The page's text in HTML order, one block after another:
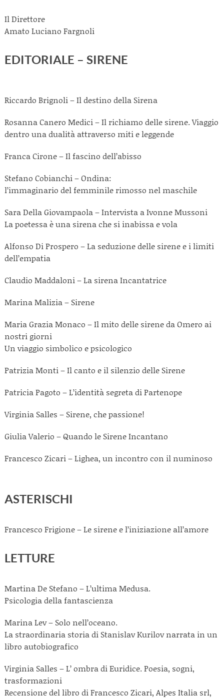
Il Direttore
Amato Luciano Fargnoli
EDITORIALE – SIRENE
Riccardo Brignoli – Il destino della Sirena
Rosanna Canero Medici – Il richiamo delle sirene. Viaggio
dentro una dualità attraverso miti e leggende
Franca Cirone – Il fascino dell’abisso
Stefano Cobianchi – Ondina:
l’immaginario del femminile rimosso nel maschile
Sara Della Giovampaola – Intervista a Ivonne Mussoni
La poetessa è una sirena che si inabissa e vola
Alfonso Di Prospero – La seduzione delle sirene e i limiti
dell’empatia
Claudio Maddaloni – La sirena Incantatrice
Marina Malizia – Sirene
Maria Grazia Monaco – Il mito delle sirene da Omero ai
nostri giorni
Un viaggio simbolico e psicologico
Patrizia Monti – Il canto e il silenzio delle Sirene
Patricia Pagoto – L’identità segreta di Partenope
Virginia Salles – Sirene, che passione!
Giulia Valerio – Quando le Sirene Incantano
Francesco Zicari – Lighea, un incontro con il numinoso
ASTERISCHI
Francesco Frigione – Le sirene e l’iniziazione all’amore
LETTURE
Martina De Stefano – L’ultima Medusa.
Psicologia della fantascienza
Marina Lev – Solo nell’oceano.
La straordinaria storia di Stanislav Kurilov narrata in un
libro autobiografico
Virginia Salles – L’ ombra di Euridice. Poesia, sogni,
trasformazioni
Recensione del libro di Francesco Zicari, Alpes Italia srl,